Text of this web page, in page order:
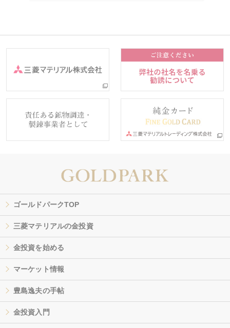
ゴールドパークTOP
三菱マテリアルの金投資
金投資を始める
マーケット情報
豊島逸夫の手帖
金投資入門